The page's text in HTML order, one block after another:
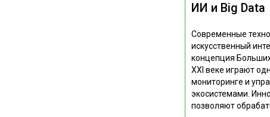
ИИ и Big Data
Современные
искусственный
концепция
XXI веке играют
мониторинге и
экосистемами.
позволяют